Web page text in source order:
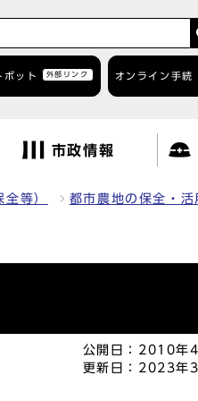
ボット 外部リンク オンライン手続
市政情報
等） 都市農地の保全・活
公開日： 2010年
更新日： 2023年